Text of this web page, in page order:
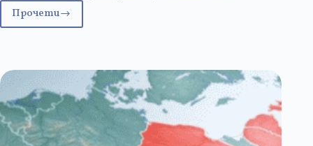
Прочети
Мисъль
на
кабинета
–
Част
I